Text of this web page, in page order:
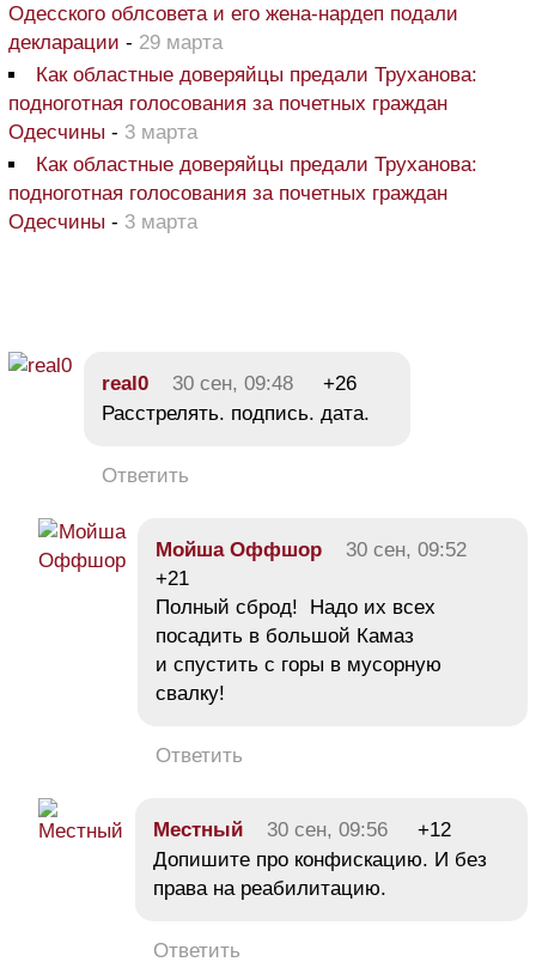
Одесского облсовета и его жена-нардеп подали
декларации - 29 марта
Как областные доверяйцы предали Труханова:
подноготная голосования за почетных граждан
Одесчины - 3 марта
Как областные доверяйцы предали Труханова:
подноготная голосования за почетных граждан
Одесчины - 3 марта
real0 30 сен, 09:48
+26
Расстрелять. подпись. дата.
Ответить
Мойша Оффшор
30 сен, 09:52
+21
Полный сброд! Надо их всех
посадить в большой Камаз
и спустить с горы в мусорную
свалку!
Ответить
Местный 30 сен, 09:56
+12
Допишите про конфискацию. И без
права на реабилитацию.
Ответить